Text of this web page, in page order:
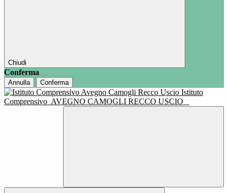
Chiudi
Conferma
Annulla Conferma
Istituto
Comprensivo AVEGNO CAMOGLI RECCO USCIO